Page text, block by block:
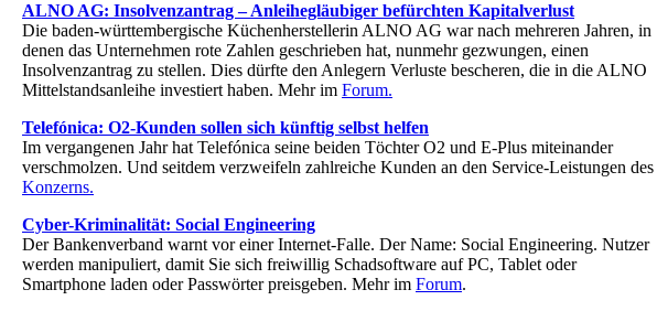
ALNO AG: Insolvenzantrag – Anleihegläubiger befürchten Kapitalverlust
Die baden-württembergische Küchenherstellerin ALNO AG war nach mehreren Jahren, in
denen das Unternehmen rote Zahlen geschrieben hat, nunmehr gezwungen, einen
Insolvenzantrag zu stellen. Dies dürfte den Anlegern Verluste bescheren, die in die ALNO
Mittelstandsanleihe investiert haben. Mehr im Forum.
Telefónica: O2-Kunden sollen sich künftig selbst helfen
Im vergangenen Jahr hat Telefónica seine beiden Töchter O2 und E-Plus miteinander
verschmolzen. Und seitdem verzweifeln zahlreiche Kunden an den Service-Leistungen des
Konzerns.
Cyber-Kriminalität: Social Engineering
Der Bankenverband warnt vor einer Internet-Falle. Der Name: Social Engineering. Nutzer
werden manipuliert, damit Sie sich freiwillig Schadsoftware auf PC, Tablet oder
Smartphone laden oder Passwörter preisgeben. Mehr im Forum.